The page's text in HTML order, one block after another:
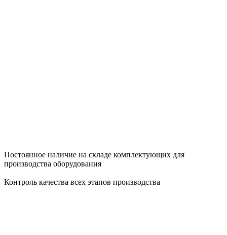
Постоянное наличие на складе комплектующих для
производства оборудования
Контроль качества всех этапов производства